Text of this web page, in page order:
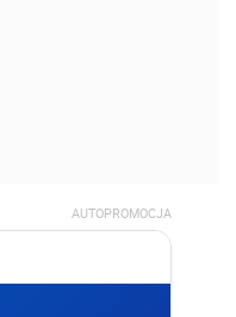
AUTOPROMOCJA